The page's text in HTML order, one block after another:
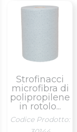
Strofinacci
microfibra di
polipropilene
in rotolo...
Codice Prodotto: